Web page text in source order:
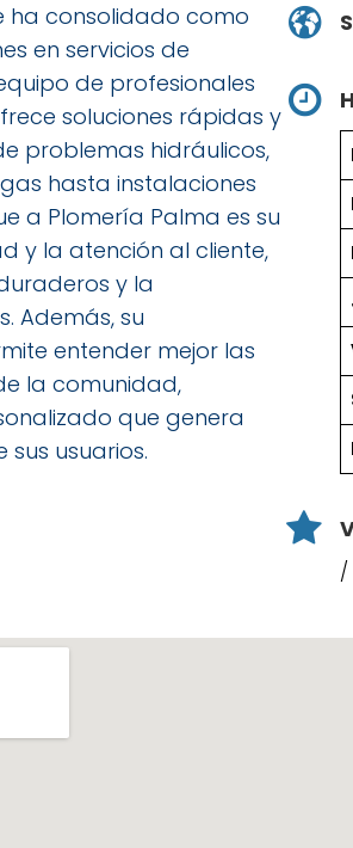
ha consolidado como
en servicios de
de profesionales
soluciones rápidas y
problemas hidráulicos,
hasta instalaciones
a Plomería Palma es su
y la atención al cliente,
y la
Además, su
entender mejor las
la comunidad,
que genera
usuarios.
/